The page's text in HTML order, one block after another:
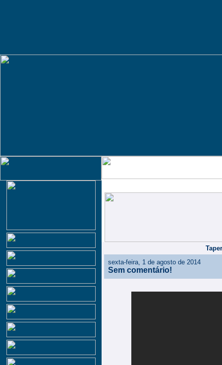
sexta-feira, 1 de agosto de 2014
Sem comentário!